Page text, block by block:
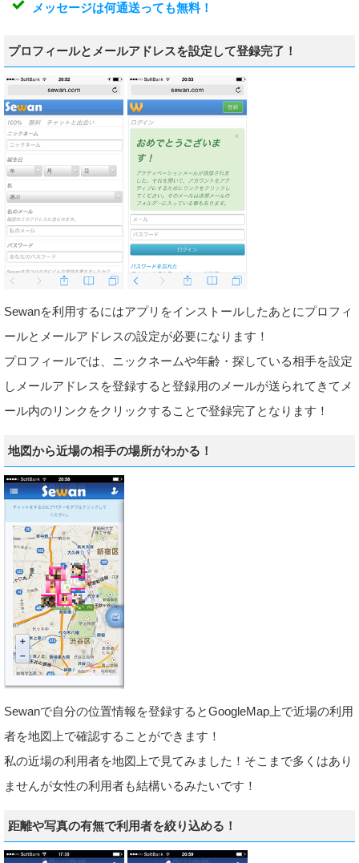
メッセージは何通送っても無料！
プロフィールとメールアドレスを設定して登録完了！
Sewanを利用するにはアプリをインストールしたあとにプロフィ
ールとメールアドレスの設定が必要になります！
プロフィールでは、ニックネームや年齢・探している相手を設定
しメールアドレスを登録すると登録用のメールが送られてきてメ
ール内のリンクをクリックすることで登録完了となります！
地図から近場の相手の場所がわかる！
Sewanで自分の位置情報を登録するとGoogleMap上で近場の利用
者を地図上で確認することができます！
私の近場の利用者を地図上で見てみました！そこまで多くはあり
ませんが女性の利用者も結構いるみたいです！
距離や写真の有無で利用者を絞り込める！